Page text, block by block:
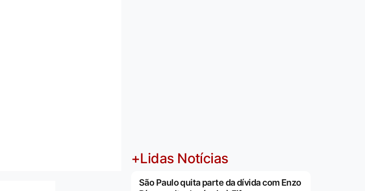
+Lidas Notícias
São Paulo quita parte da dívida com Enzo